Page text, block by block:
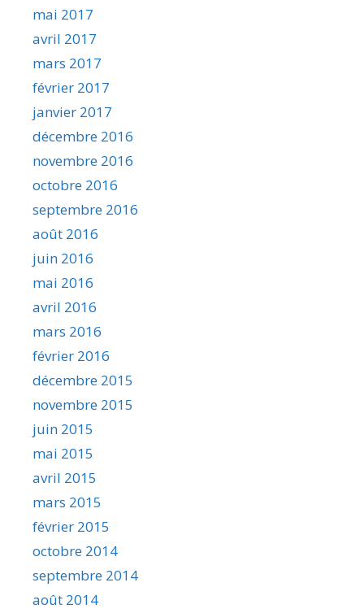
mai 2017
avril 2017
mars 2017
février 2017
janvier 2017
décembre 2016
novembre 2016
octobre 2016
septembre 2016
août 2016
juin 2016
mai 2016
avril 2016
mars 2016
février 2016
décembre 2015
novembre 2015
juin 2015
mai 2015
avril 2015
mars 2015
février 2015
octobre 2014
septembre 2014
août 2014